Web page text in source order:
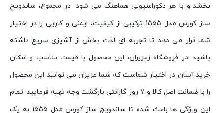
بخشد و با هر دکوراسیونی هماهنگ می شود. در مجموع، ساندویچ
ساز کورس مدل 1555 ترکیبی از کیفیت، ایمنی و کارایی را در اختیار
شما قرار می دهد تا تجربه ای لذت بخش از آشپزی سریع داشته
باشید. در فروشگاه زمزیران، این محصول با قیمت مناسب و امکان
خرید آسان در اختیار شماست که شما عزیزان می توانید این محصول
را با ضمانت اصل کالا و 7 روز گارانتی بازگشت وجه تهیه فرمایید. تمام
این ویژگی‌ ها باعث شده تا ساندویچ ساز کورس مدل 1555 به یک